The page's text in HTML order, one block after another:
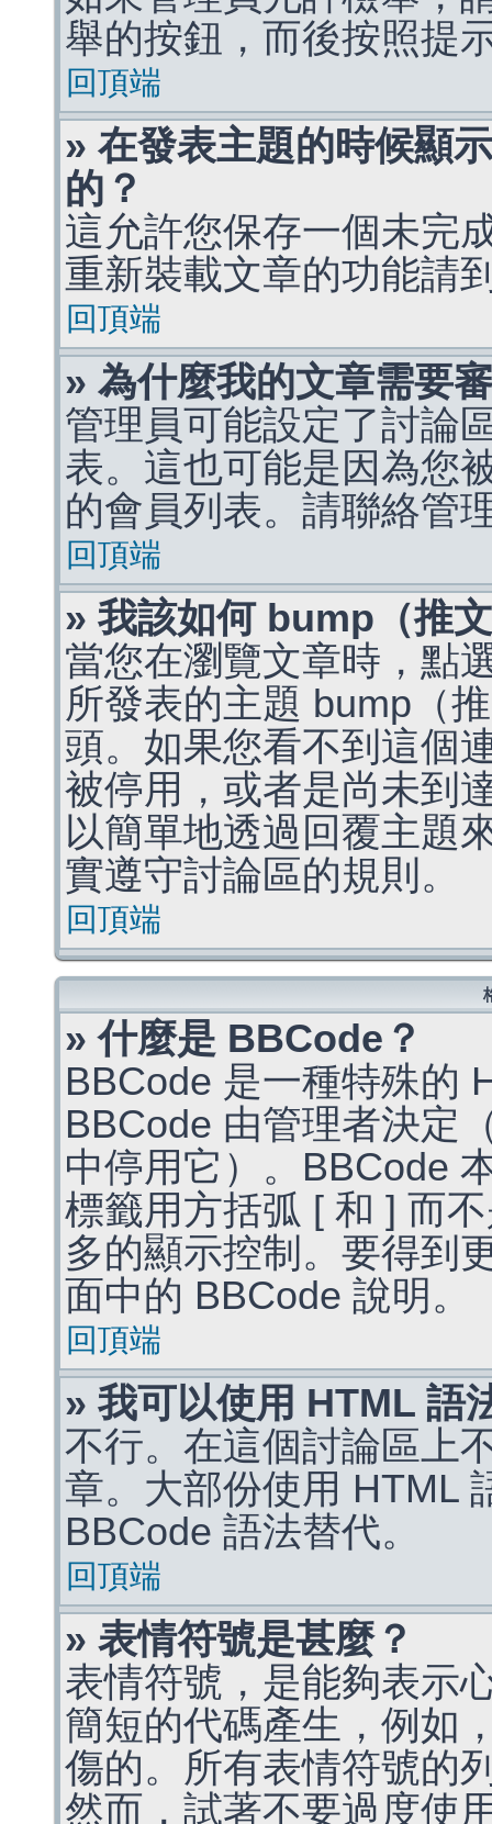
舉的按鈕，而後按照提
回頂端
» 在發表主題的時候顯
的？
這允許您保存一個未完
重新裝載文章的功能請
回頂端
» 為什麼我的文章需要
管理員可能設定了討論
表。這也可能是因為您
的會員列表。請聯絡管
回頂端
» 我該如何 bump（推
當您在瀏覽文章時，點
所發表的主題 bump（
頭。如果您看不到這個
被停用，或者是尚未到
以簡單地透過回覆主題
實遵守討論區的規則。
回頂端
» 什麼是 BBCode？
BBCode 是一種特殊的
BBCode 由管理者決定
中停用它）。BBCode
標籤用方括弧 [ 和 ] 而
多的顯示控制。要得到
面中的 BBCode 說明。
回頂端
» 我可以使用 HTML 語
不行。在這個討論區上
章。大部份使用 HTML
BBCode 語法替代。
回頂端
» 表情符號是甚麼？
表情符號，是能夠表示
簡短的代碼產生，例如
傷的。所有表情符號的
然而，試著不要過度使